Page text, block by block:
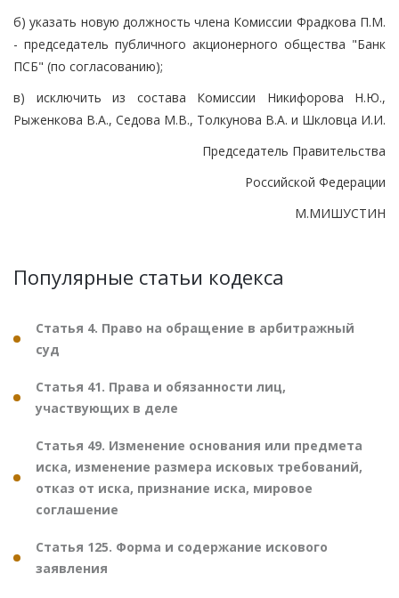
б) указать новую должность члена Комиссии Фрадкова П.М.
- председатель публичного акционерного общества "Банк
ПСБ" (по согласованию);
в) исключить из состава Комиссии Никифорова Н.Ю.,
Рыженкова В.А., Седова М.В., Толкунова В.А. и Шкловца И.И.
Председатель Правительства
Российской Федерации
М.МИШУСТИН
Популярные статьи кодекса
Статья 4. Право на обращение в арбитражный
суд
Статья 41. Права и обязанности лиц,
участвующих в деле
Статья 49. Изменение основания или предмета
иска, изменение размера исковых требований,
отказ от иска, признание иска, мировое
соглашение
Статья 125. Форма и содержание искового
заявления